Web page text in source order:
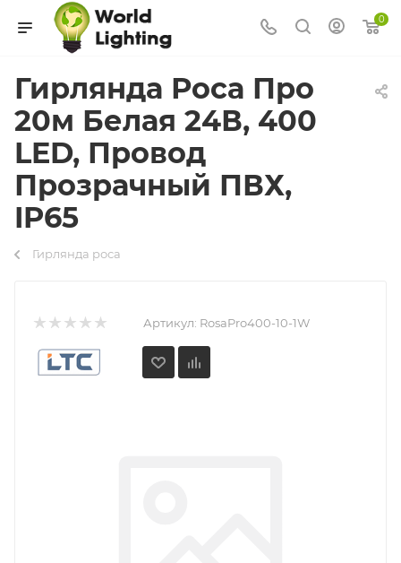
0
Гирлянда Роса Про
20м Белая 24В, 400
LED, Провод
Прозрачный ПВХ,
IP65
Гирлянда роса
Артикул: RosaPro400-10-1W